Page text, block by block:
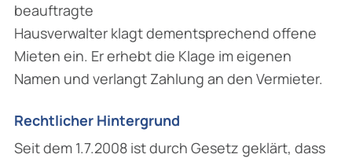
beauftragte
Hausverwalter klagt dementsprechend offene
Mieten ein. Er erhebt die Klage im eigenen
Namen und verlangt Zahlung an den Vermieter.
Rechtlicher Hintergrund
Seit dem 1.7.2008 ist durch Gesetz geklärt, dass